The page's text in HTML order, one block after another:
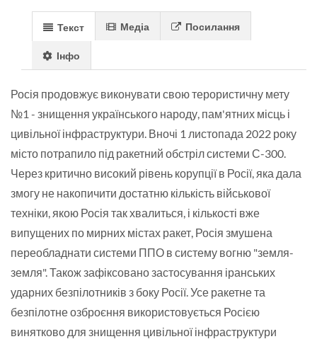
Текст Медіа Посилання
Інфо
Росія продовжує виконувати свою терористичну мету
№1 - знищення українського народу, пам'ятних місць і
цивільної інфраструктури. Вночі 1 листопада 2022 року
місто потрапило під ракетний обстріл системи С-300.
Через критично високий рівень корупції в Росії, яка дала
змогу не накопичити достатню кількість військової
техніки, якою Росія так хвалиться, і кількості вже
випущених по мирних містах ракет, Росія змушена
переобладнати системи ППО в систему вогню "земля-
земля". Також зафіксовано застосування іранських
ударних безпілотників з боку Росії. Усе ракетне та
безпілотне озброєння використовується Росією
винятково для знищення цивільної інфраструктури